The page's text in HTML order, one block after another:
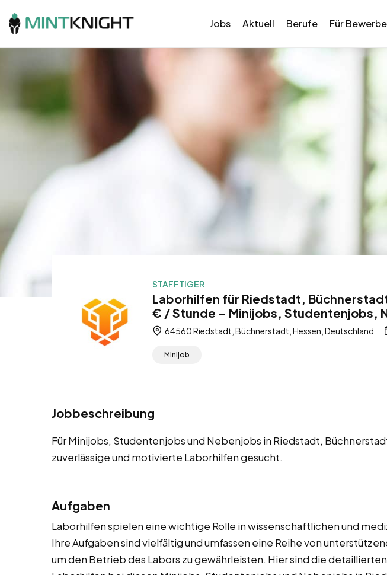
Jobs Aktuell Berufe Für
STAFFTIGER
Laborhilfen für Riedstadt,
€ / Stunde – Minijobs, Studentenjobs,
64560 Riedstadt, Büchnerstadt, Hessen, Deutschland
Minijob
Jobbeschreibung
Für Minijobs, Studentenjobs und Nebenjobs in Riedstadt,
zuverlässige und motivierte Laborhilfen gesucht.
Aufgaben
Laborhilfen spielen eine wichtige Rolle in wissenschaftlichen und
Ihre Aufgaben sind vielfältig und umfassen eine Reihe von
um den Betrieb des Labors zu gewährleisten. Hier sind die